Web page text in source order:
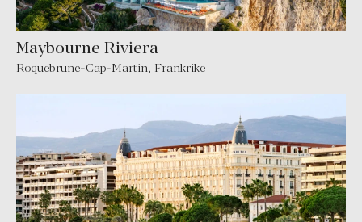
Maybourne Riviera
Roquebrune-Cap-Martin, Frankrike